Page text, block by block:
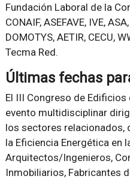
Fundación Laboral de la
CONAIF, ASEFAVE, IVE,
DOMOTYS, AETIR, CECU,
Tecma Red.
Últimas fechas
El III Congreso de Edificios
evento multidisciplinar
los sectores relacionados,
la Eficiencia Energética en
Arquitectos/Ingenieros,
Inmobiliarios, Fabricantes